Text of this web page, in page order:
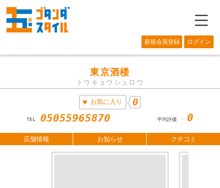
―
新規会員登録 ログイン
東京酒楼
トウキョウシュロウ
お気に入り 0
TEL 05055965870 平均評価 ☆ 0
店舗情報 お知らせ クチコミ